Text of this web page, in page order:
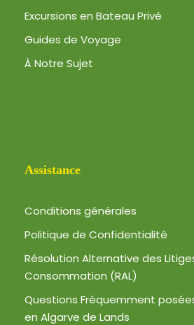
Excursions en Bateau Privé
Guides de Voyage
À Notre Sujet
Assistance
Conditions générales
Politique de Confidentialité
Résolution Alternative des
Consommation (RAL)
Questions Fréquemment
en Algarve de Lands